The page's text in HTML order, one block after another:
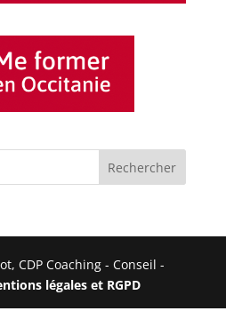
CDP Coaching - Conseil -
légales et RGPD